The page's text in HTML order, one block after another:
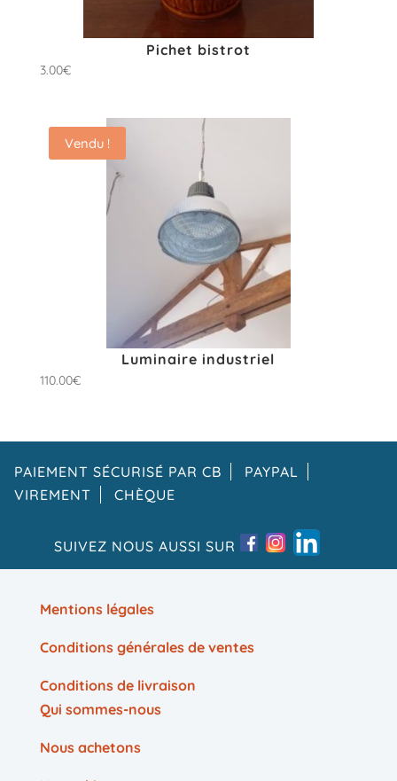
Pichet bistrot
3.00€
Luminaire industriel
110.00€
Vendu !
PAIEMENT SÉCURISÉ PAR CB
PAYPAL
VIREMENT
CHÈQUE
SUIVEZ NOUS AUSSI SUR
Mentions légales
Conditions générales de ventes
Conditions de livraison
Qui sommes-nous
Nous achetons